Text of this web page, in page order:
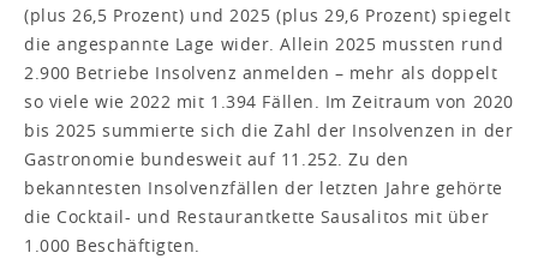
(plus 26,5 Prozent) und 2025 (plus 29,6 Prozent) spiegelt
die angespannte Lage wider. Allein 2025 mussten rund
2.900 Betriebe Insolvenz anmelden – mehr als doppelt
so viele wie 2022 mit 1.394 Fällen. Im Zeitraum von 2020
bis 2025 summierte sich die Zahl der Insolvenzen in der
Gastronomie bundesweit auf 11.252. Zu den
bekanntesten Insolvenzfällen der letzten Jahre gehörte
die Cocktail- und Restaurantkette Sausalitos mit über
1.000 Beschäftigten.